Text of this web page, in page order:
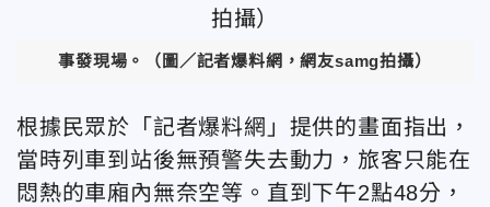
事發現場。 （圖／記者爆料網，網友samg拍攝）
根據民眾於「記者爆料網」提供的畫面指出，
當時列車到站後無預警失去動力，旅客只能在
悶熱的車廂內無奈空等。直到下午2點48分，